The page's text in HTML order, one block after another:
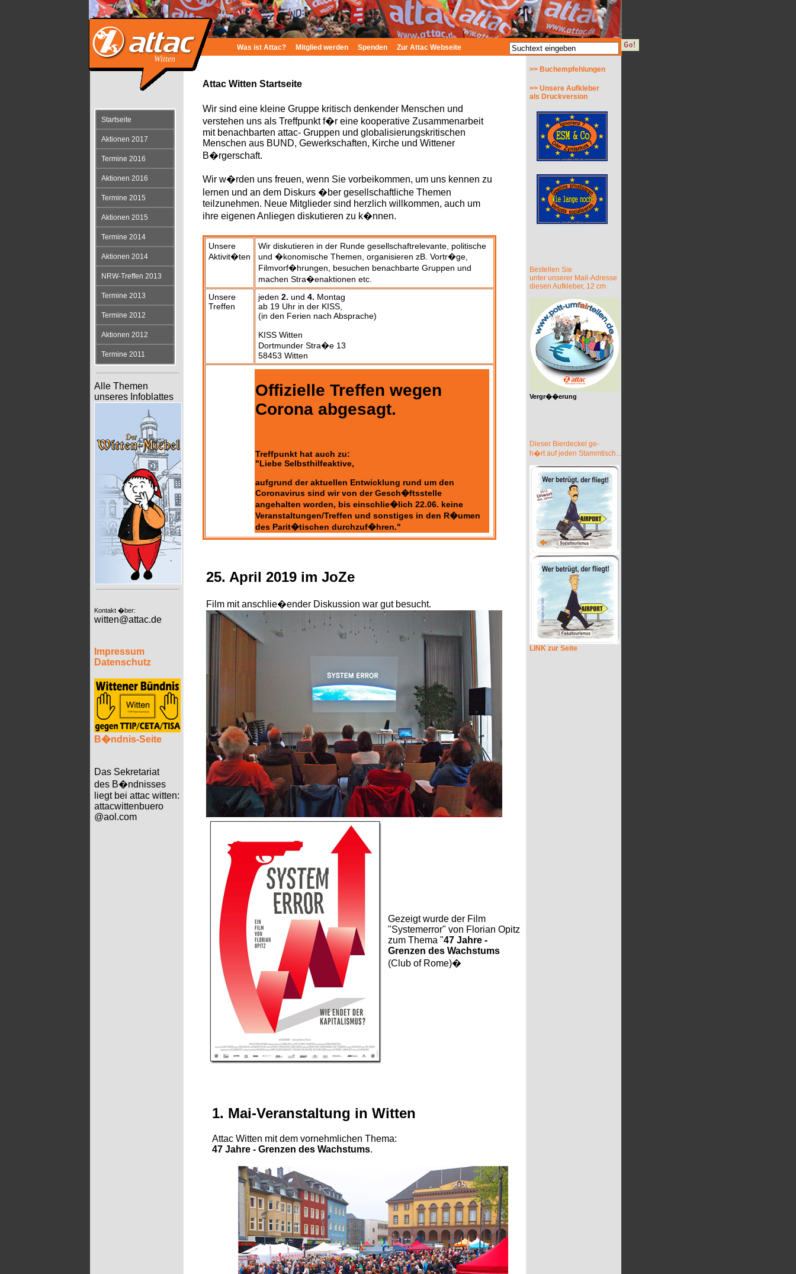
Witten
Was ist Attac? Mitglied werden Spenden Zur Attac Webseite
Startseite
Aktionen 2017
Termine 2016
Aktionen 2016
Termine 2015
Aktionen 2015
Termine 2014
Aktionen 2014
NRW-Treffen 2013
Termine 2013
Termine 2012
Aktionen 2012
Termine 2011
Alle Themen
unseres Infoblattes
Kontakt �ber:
witten@attac.de
Impressum
Datenschutz
B�ndnis-Seite
Das Sekretariat
des B�ndnisses
liegt bei attac witten:
attacwittenbuero
@aol.com
>> Buchempfehlungen
>> Unsere Aufkleber
als Druckversion
Bestellen Sie
unter unserer Mail-Adresse
diesen Aufkleber, 12 cm
Vergr��erung
Dieser Bierdeckel ge-
h�rt auf jeden Stammtisch...
LINK zur Seite
Attac Witten Startseite
Wir sind eine kleine Gruppe kritisch denkender Menschen und
verstehen uns als Treffpunkt f�r eine kooperative Zusammenarbeit
mit benachbarten attac- Gruppen und globalisierungskritischen
Menschen aus BUND, Gewerkschaften, Kirche und Wittener
B�rgerschaft.
Wir w�rden uns freuen, wenn Sie vorbeikommen, um uns kennen zu
lernen und an dem Diskurs �ber gesellschaftliche Themen
teilzunehmen. Neue Mitglieder sind herzlich willkommen, auch um
ihre eigenen Anliegen diskutieren zu k�nnen.
Unsere
Aktivit�ten
Wir diskutieren in der Runde gesellschaftrelevante, politische
und �konomische Themen, organisieren zB. Vortr�ge,
Filmvorf�hrungen, besuchen benachbarte Gruppen und
machen Stra�enaktionen etc.
Unsere
Treffen
jeden 2. und 4. Montag
ab 19 Uhr in der KISS,
(in den Ferien nach Absprache)
KISS Witten
Dortmunder Stra�e 13
58453 Witten
Offizielle Treffen wegen
Corona abgesagt.
Treffpunkt hat auch zu:
"Liebe Selbsthilfeaktive,
aufgrund der aktuellen Entwicklung rund um den
Coronavirus sind wir von der Gesch�ftsstelle
angehalten worden, bis einschlie�lich 22.06. keine
Veranstaltungen/Treffen und sonstiges in den R�umen
des Parit�tischen durchzuf�hren."
25. April 2019 im JoZe
Film mit anschlie�ender Diskussion war gut besucht.
Gezeigt wurde der Film
"Systemerror" von Florian Opitz
zum Thema "47 Jahre -
Grenzen des Wachstums
(Club of Rome)�
1. Mai-Veranstaltung in Witten
Attac Witten mit dem vornehmlichen Thema:
47 Jahre - Grenzen des Wachstums.